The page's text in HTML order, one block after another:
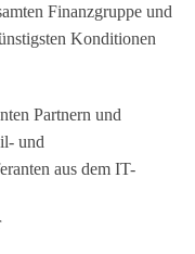
Finanzgruppe und
Konditionen
Partnern und
und
aus dem IT-